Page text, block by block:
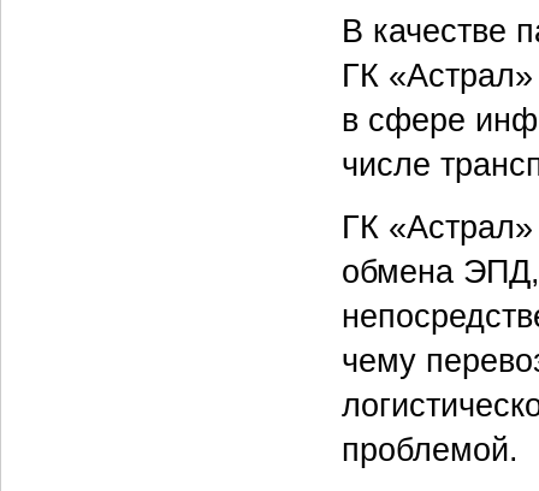
В качестве
ГК
в сфере
числе
ГК
обмена ЭПД,
чему
проблемой.